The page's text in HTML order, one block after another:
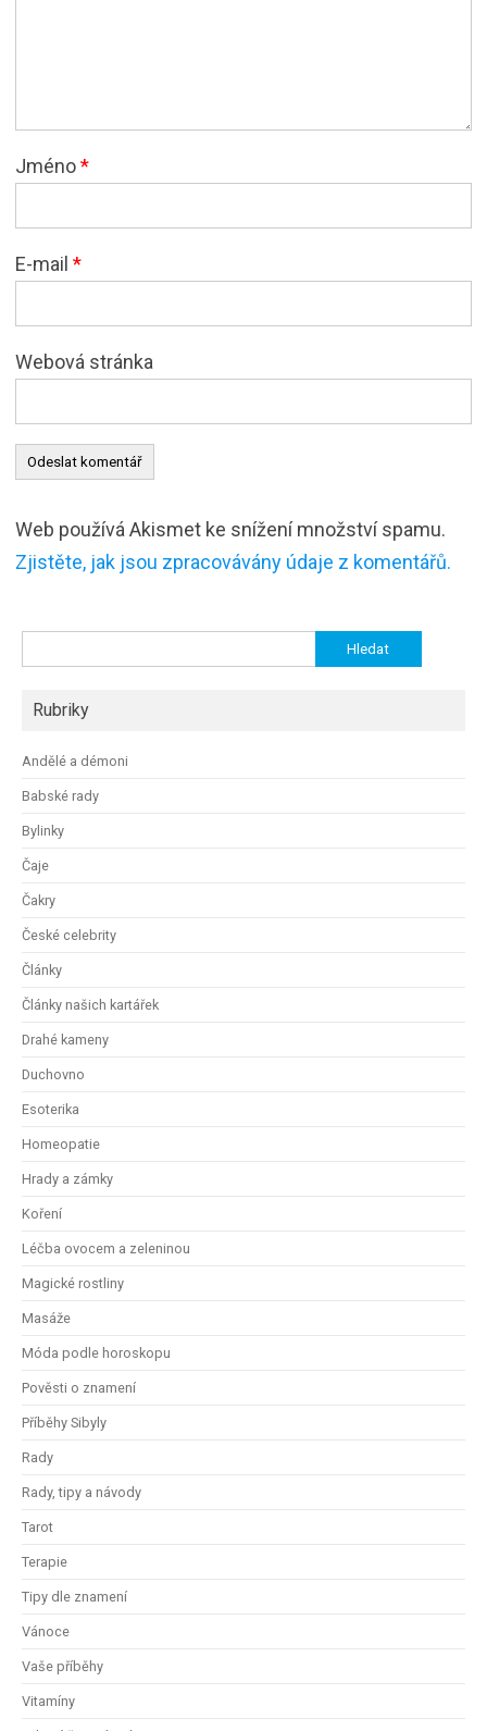
Jméno*
E-mail *
Webová stránka
Web používá Akismet ke snížení množství spamu.
Zjistěte, jak jsou zpracovávány údaje z komentářů.
Rubriky
Andělé a démoni
Babské rady
Bylinky
Čaje
Čakry
České celebrity
Články
Články našich kartářek
Drahé kameny
Duchovno
Esoterika
Homeopatie
Hrady a zámky
Koření
Léčba ovocem a zeleninou
Magické rostliny
Masáže
Móda podle horoskopu
Pověsti o znamení
Příběhy Sibyly
Rady
Rady, tipy a návody
Tarot
Terapie
Tipy dle znamení
Vánoce
Vaše příběhy
Vitamíny